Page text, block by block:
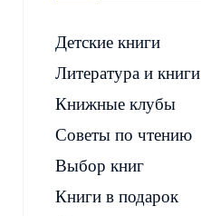
Детские книги
Литература и книги
Книжные клубы
Советы по чтению
Выбор книг
Книги в подарок